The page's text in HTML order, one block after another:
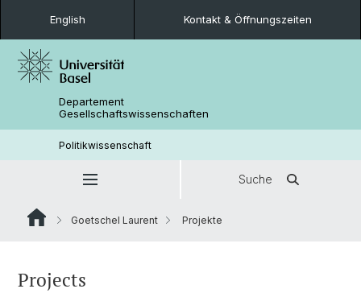
English Kontakt & Öffnungszeiten
Departement
Gesellschaftswissenschaften
Politikwissenschaft
Suche
Goetschel Laurent Projekte
Projects